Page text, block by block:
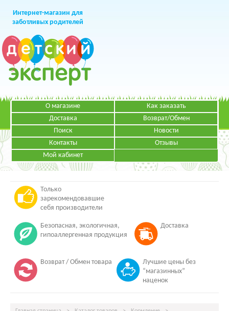
Интернет-магазин для
заботливых родителей
+7 (499)391-49-83Телефон в Москве
Режим работы:
Пн-Пт: с 09.00 до 19.00
НАПИСАТЬ ПИСЬМО
О магазине
Как заказать
Доставка
Возврат/Обмен
Поиск
Новости
Контакты
Отзывы
Мой кабинет
Только
зарекомендовавшие
себя производители
Безопасная, экологичная,
гипоаллергенная продукция
Доставка
Возврат / Обмен товара
Лучшие цены без
“магазинных”
наценок